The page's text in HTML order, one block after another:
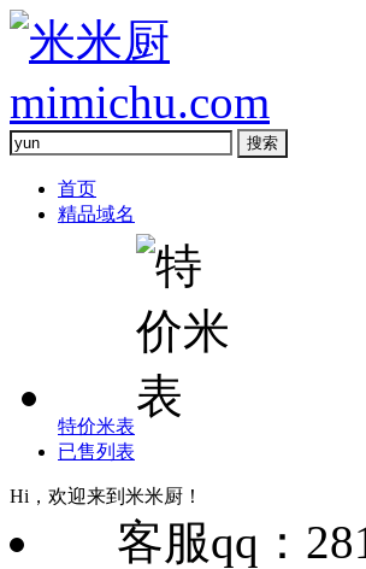
首页
精品域名
特价米表
已售列表
Hi，欢迎来到米米厨！
客服qq：